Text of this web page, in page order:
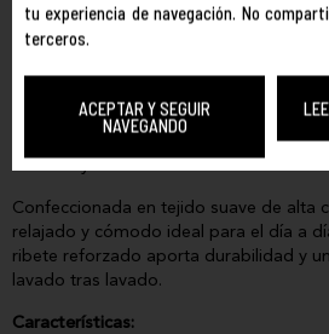
tu experiencia de navegación. No
terceros.
ACEPTAR Y SEGUIR
NAVEGANDO
Camiseta básica de manga corta
negro
El esencial que nunca falla. Esta
simplicidad de un diseño limpio con el
bordado en blanco sobre
discreto y reconocible.
Confeccionada en tejido suave de alta
relajado y cómodo ideal para el día a
ribete reforzado aporta durabilidad y
lavado tras lavado.
Características: